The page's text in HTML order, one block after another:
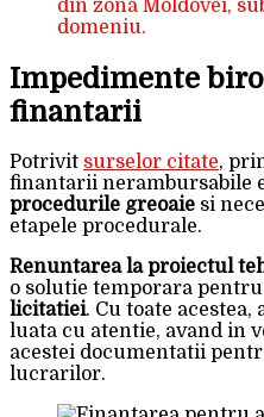
din zona Moldovei,
domeniu.
Impedimente
finantarii
Potrivit surselor citate,
finantarii nerambursabile
procedurile greoaie si
etapele procedurale.
Renuntarea la proiectul
o solutie temporara pentru
licitatiei. Cu toate
luata cu atentie, avand in
acestei documentatii
lucrarilor.